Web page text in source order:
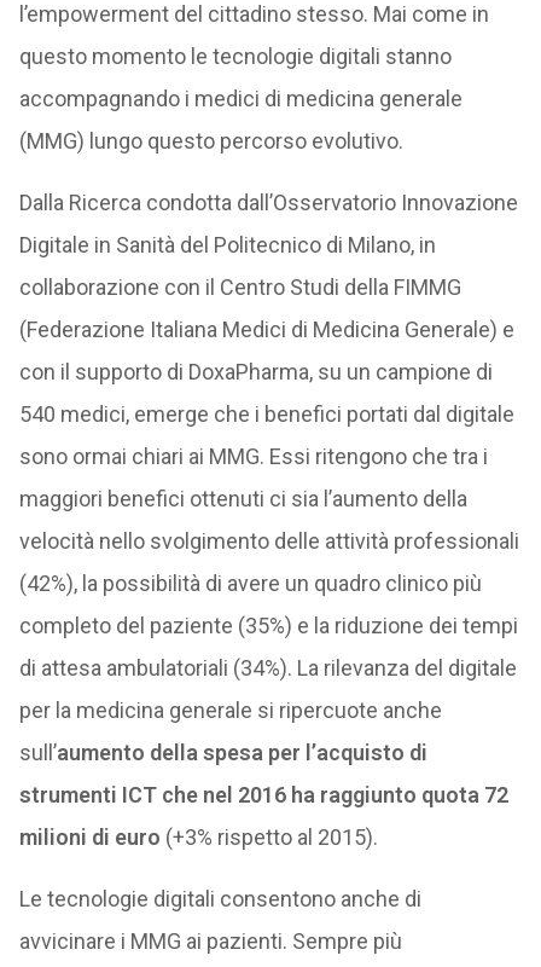
l’empowerment del cittadino stesso. Mai come in
questo momento le tecnologie digitali stanno
accompagnando i medici di medicina generale
(MMG) lungo questo percorso evolutivo.
Dalla Ricerca condotta dall’Osservatorio Innovazione
Digitale in Sanità del Politecnico di Milano, in
collaborazione con il Centro Studi della FIMMG
(Federazione Italiana Medici di Medicina Generale) e
con il supporto di DoxaPharma, su un campione di
540 medici, emerge che i benefici portati dal digitale
sono ormai chiari ai MMG. Essi ritengono che tra i
maggiori benefici ottenuti ci sia l’aumento della
velocità nello svolgimento delle attività professionali
(42%), la possibilità di avere un quadro clinico più
completo del paziente (35%) e la riduzione dei tempi
di attesa ambulatoriali (34%). La rilevanza del digitale
per la medicina generale si ripercuote anche
sull’aumento della spesa per l’acquisto di
strumenti ICT che nel 2016 ha raggiunto quota 72
milioni di euro (+3% rispetto al 2015).
Le tecnologie digitali consentono anche di
avvicinare i MMG ai pazienti. Sempre più